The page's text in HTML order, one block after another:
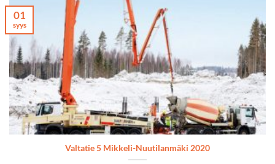
Valtatie 5 Mikkeli-Nuutilanmäki 2020
01
syys